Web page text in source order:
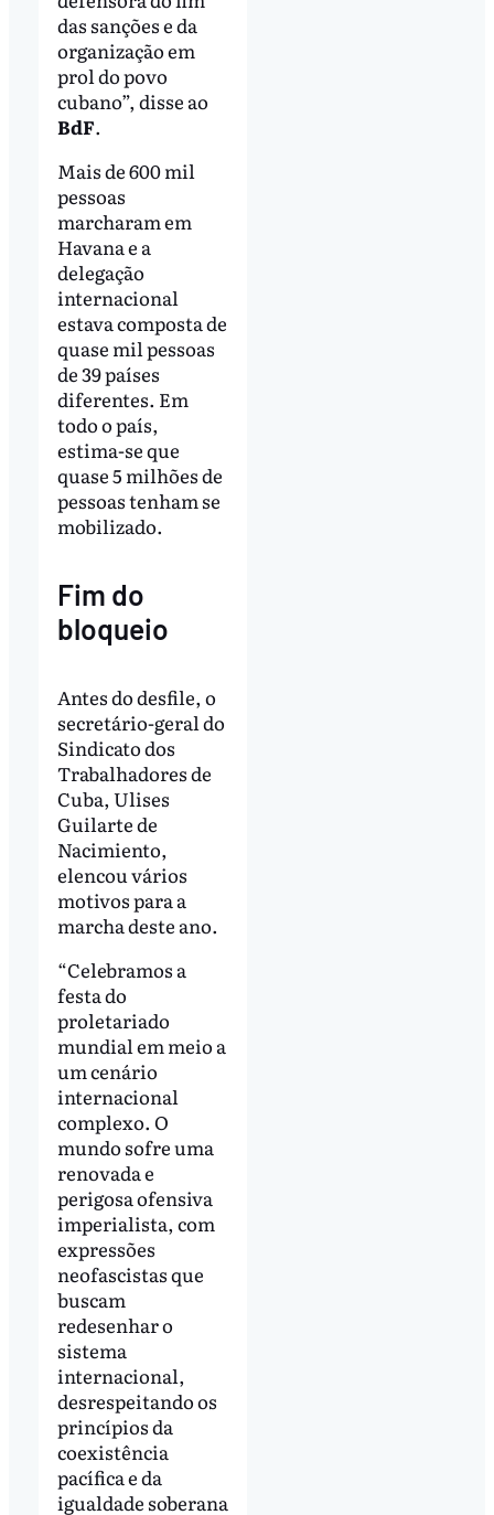
das sanções e da
organização em
prol do povo
cubano”, disse ao
BdF.
Mais de 600 mil
pessoas
marcharam em
Havana e a
delegação
internacional
estava composta de
quase mil pessoas
de 39 países
diferentes. Em
todo o país,
estima-se que
quase 5 milhões de
pessoas tenham se
mobilizado.
Fim do
bloqueio
Antes do desfile, o
secretário-geral do
Sindicato dos
Trabalhadores de
Cuba, Ulises
Guilarte de
Nacimiento,
elencou vários
motivos para a
marcha deste ano.
“Celebramos a
festa do
proletariado
mundial em meio a
um cenário
internacional
complexo. O
mundo sofre uma
renovada e
perigosa ofensiva
imperialista, com
expressões
neofascistas que
buscam
redesenhar o
sistema
internacional,
desrespeitando os
princípios da
coexistência
pacífica e da
igualdade soberana